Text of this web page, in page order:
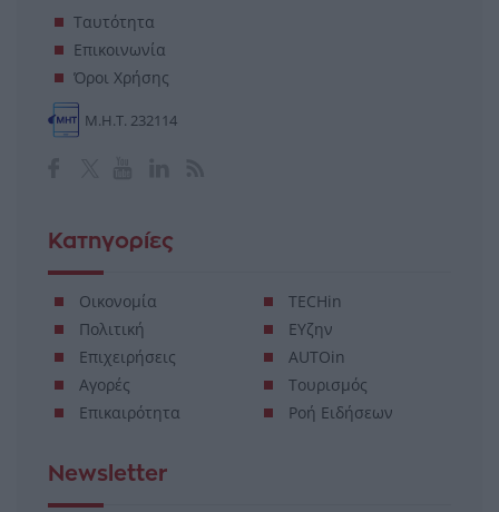
Ταυτότητα
Επικοινωνία
Όροι Χρήσης
Μ.Η.Τ. 232114
Κατηγορίες
Οικονομία
Πολιτική
Επιχειρήσεις
Αγορές
Επικαιρότητα
TECHin
ΕΥζην
AUTOin
Τουρισμός
Ροή Ειδήσεων
Newsletter